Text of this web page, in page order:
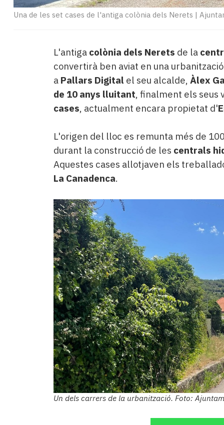
Una de les set cases de l'antiga colònia dels Nerets |
L'antiga colònia dels Nerets de la
convertirà ben aviat en una
a Pallars Digital el seu alcalde, Àlex
de 10 anys lluitant, finalment els seus
cases, actualment encara propietat d'
L'origen del lloc es remunta més de
durant la construcció de les centrals
Aquestes cases allotjaven els
La Canadenca.
Un dels carrers de la urbanització. Foto: